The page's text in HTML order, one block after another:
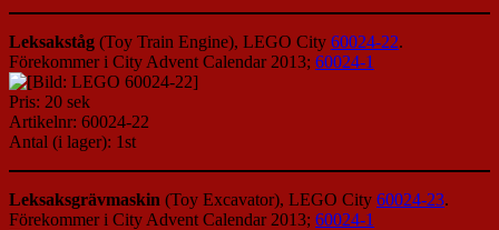
Leksakståg (Toy Train Engine), LEGO City 60024-22.
Förekommer i City Advent Calendar 2013; 60024-1
Pris: 20 sek
Artikelnr: 60024-22
Antal (i lager): 1st
Leksaksgrävmaskin (Toy Excavator), LEGO City 60024-23.
Förekommer i City Advent Calendar 2013; 60024-1